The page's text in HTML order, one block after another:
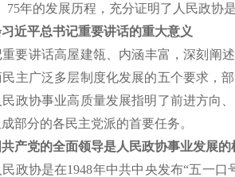
75年的发展历程，充分证明了人民政协
近平总书记重要讲话的重大意义
要讲话高屋建瓴、内涵丰富，深刻阐
主广泛多层制度化发展的五个要求，
政协事业高质量发展指明了前进方向
部分的各民主党派的首要任务。
产党的全面领导是人民政协事业发展
政协是在1948年中共中央发布“五一